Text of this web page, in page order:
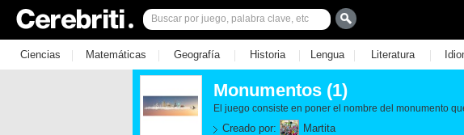
Ciencias | Matemáticas | Geografía | Historia | Lengua | Literatura |
Monumentos (1)
El juego consiste en poner el nombre del monumento
Creado por: Martita